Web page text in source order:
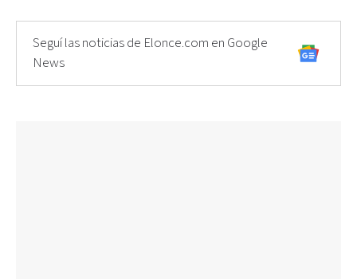
Seguí las noticias de Elonce.com en Google
News